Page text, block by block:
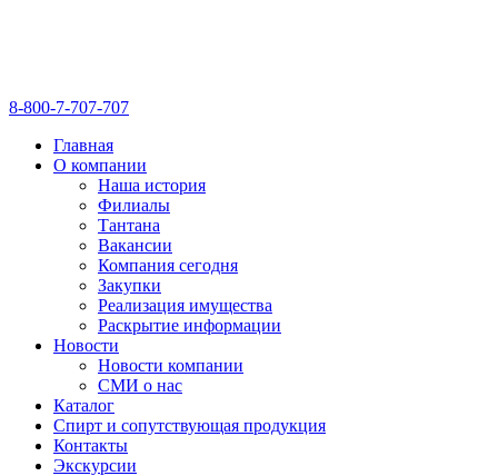
8-800-7-707-707
Главная
О компании
Наша история
Филиалы
Тантана
Вакансии
Компания сегодня
Закупки
Реализация имущества
Раскрытие информации
Новости
Новости компании
СМИ о нас
Каталог
Спирт и сопутствующая продукция
Контакты
Экскурсии